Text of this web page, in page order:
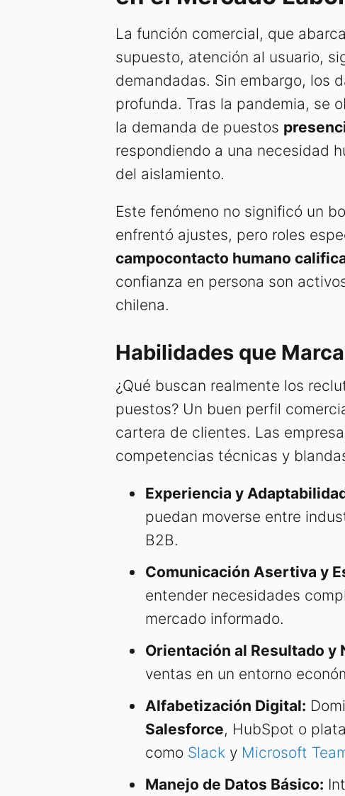
La función comercial, que
supuesto, atención al usuario,
demandadas. Sin embargo, los
profunda. Tras la pandemia, se
la demanda de puestos
respondiendo a una necesidad
del aislamiento.
Este fenómeno no significó un
enfrentó ajustes, pero roles
campocontacto humano
confianza en persona son
chilena.
Habilidades que
¿Qué buscan realmente los
puestos? Un buen perfil
cartera de clientes. Las
competencias técnicas y
Experiencia y
puedan moverse entre
B2B.
Comunicación Asertiva y
entender necesidades
mercado informado.
Orientación al Resultado y
ventas en un entorno
Alfabetización Digital:
Salesforce, HubSpot o
como Slack y Microsoft
Manejo de Datos Básico: